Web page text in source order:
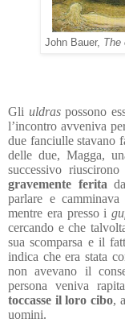
John Bauer, The
Gli uldraspossono
l’incontro avveniva
due fanciulle stavano
delle due, Magga,
successivo
gravemente ferita
parlare e
mentre era presso i
cercando e che
sua scomparsa e il
indica che era stata
non avevano il
persona veniva
toccasse il loro cibo,
uomini.